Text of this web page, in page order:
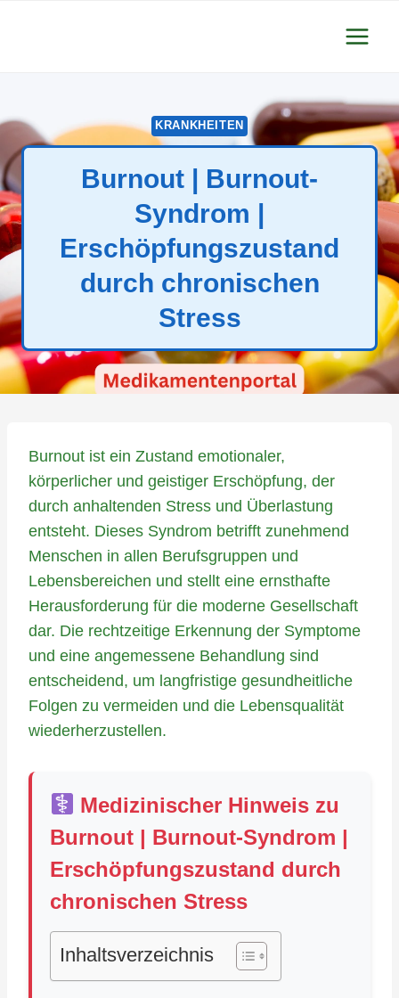
KRANKHEITEN
Burnout | Burnout-
Syndrom |
Erschöpfungszustand
durch chronischen
Stress
Burnout ist ein Zustand emotionaler,
körperlicher und geistiger Erschöpfung, der
durch anhaltenden Stress und Überlastung
entsteht. Dieses Syndrom betrifft zunehmend
Menschen in allen Berufsgruppen und
Lebensbereichen und stellt eine ernsthafte
Herausforderung für die moderne Gesellschaft
dar. Die rechtzeitige Erkennung der Symptome
und eine angemessene Behandlung sind
entscheidend, um langfristige gesundheitliche
Folgen zu vermeiden und die Lebensqualität
wiederherzustellen.
Medizinischer Hinweis zu
Burnout | Burnout-Syndrom |
Erschöpfungszustand durch
chronischen Stress
Inhaltsverzeichnis